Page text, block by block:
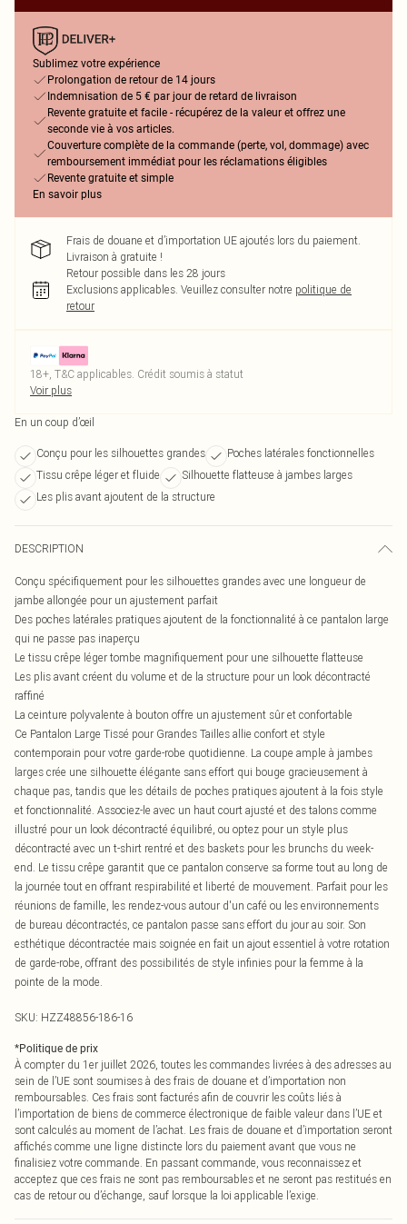
Sublimez votre expérience
Prolongation de retour de 14 jours
Indemnisation de 5 € par jour de retard de livraison
Revente gratuite et facile - récupérez de la valeur et offrez une
seconde vie à vos articles.
Couverture complète de la commande (perte, vol, dommage) avec
remboursement immédiat pour les réclamations éligibles
Revente gratuite et simple
En savoir plus
Frais de douane et d’importation UE ajoutés lors du paiement.
Livraison à gratuite !
Retour possible dans les 28 jours
Exclusions applicables. Veuillez consulter notre politique de
retour
18+, T&C applicables. Crédit soumis à statut
Voir plus
En un coup d’œil
Conçu pour les silhouettes grandes
Poches latérales fonctionnelles
Tissu crêpe léger et fluide
Silhouette flatteuse à jambes larges
Les plis avant ajoutent de la structure
DESCRIPTION
Conçu spécifiquement pour les silhouettes grandes avec une longueur de
jambe allongée pour un ajustement parfait
Des poches latérales pratiques ajoutent de la fonctionnalité à ce pantalon large
qui ne passe pas inaperçu
Le tissu crêpe léger tombe magnifiquement pour une silhouette flatteuse
Les plis avant créent du volume et de la structure pour un look décontracté
raffiné
La ceinture polyvalente à bouton offre un ajustement sûr et confortable
Ce Pantalon Large Tissé pour Grandes Tailles allie confort et style
contemporain pour votre garde-robe quotidienne. La coupe ample à jambes
larges crée une silhouette élégante sans effort qui bouge gracieusement à
chaque pas, tandis que les détails de poches pratiques ajoutent à la fois style
et fonctionnalité. Associez-le avec un haut court ajusté et des talons comme
illustré pour un look décontracté équilibré, ou optez pour un style plus
décontracté avec un t-shirt rentré et des baskets pour les brunchs du week-
end. Le tissu crêpe garantit que ce pantalon conserve sa forme tout au long de
la journée tout en offrant respirabilité et liberté de mouvement. Parfait pour les
réunions de famille, les rendez-vous autour d'un café ou les environnements
de bureau décontractés, ce pantalon passe sans effort du jour au soir. Son
esthétique décontractée mais soignée en fait un ajout essentiel à votre rotation
de garde-robe, offrant des possibilités de style infinies pour la femme à la
pointe de la mode.
SKU: HZZ48856-186-16
*Politique de prix
À compter du 1er juillet 2026, toutes les commandes livrées à des adresses au
sein de l’UE sont soumises à des frais de douane et d’importation non
remboursables. Ces frais sont facturés afin de couvrir les coûts liés à
l’importation de biens de commerce électronique de faible valeur dans l’UE et
sont calculés au moment de l’achat. Les frais de douane et d’importation seront
affichés comme une ligne distincte lors du paiement avant que vous ne
finalisiez votre commande. En passant commande, vous reconnaissez et
acceptez que ces frais ne sont pas remboursables et ne seront pas restitués en
cas de retour ou d’échange, sauf lorsque la loi applicable l’exige.